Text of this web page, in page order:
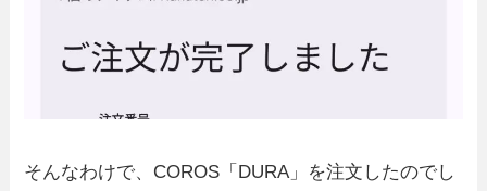
そんなわけで、COROS「DURA」を注文したのでし